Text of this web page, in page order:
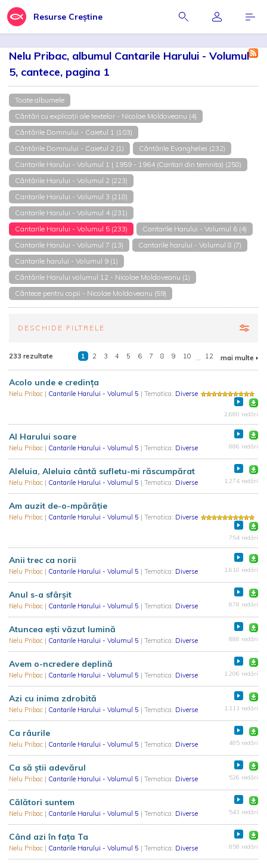
Resurse Creștine
Nelu Pribac, albumul Cantarile Harului - Volumul
5, cantece, pagina 1
Toate albumele
Cântări cu explicații ale textelor - Nicolae Moldoveanu (4)
Cântările Domnului - Caietul 1 (103)
Cântările Domnului - Caietul 2 (1)
Cântările Evangheliei (232)
Cantarile Harului - Volumul 1 | 1959 - 1964 (Cantari din temnita) (258)
Cântările Harului - Volumul 2 (223)
Cantarile Harului - Volumul 3 (218)
Cantarile Harului - Volumul 4 (231)
Cantarile Harului - Volumul 5 (233)
Cantarile Harului - Volumul 6 (4)
Cantarile Harului - Volumul 7 (13)
Cantarile harului - Volumul 8 (7)
Cantarile harului - Volumul 9 (1)
Cântările Harului volumul 12 - Nicolae Moldoveanu (1)
Cântece pentru copii - Nicolae Moldoveanu (59)
DESCHIDE FILTRELE
233 rezultate 1 2 3 4 5 6 7 8 9 10 ... 12 mai multe
Acolo unde e credința
Nelu Pribac | Cantarile Harului - Volumul 5 | Tematica: Diverse
2.680 redări
Al Harului soare
Nelu Pribac | Cantarile Harului - Volumul 5 | Tematica: Diverse 886 redări
Aleluia, Aleluia cântă sufletu-mi răscumpărat
Nelu Pribac | Cantarile Harului - Volumul 5 | Tematica: Diverse 1.274 redări
Am auzit de-o-mpărăție
Nelu Pribac | Cantarile Harului - Volumul 5 | Tematica: Diverse
754 redări
Anii trec ca norii
Nelu Pribac | Cantarile Harului - Volumul 5 | Tematica: Diverse 1.610 redări
Anul s-a sfârșit
Nelu Pribac | Cantarile Harului - Volumul 5 | Tematica: Diverse 878 redări
Atuncea ești văzut lumină
Nelu Pribac | Cantarile Harului - Volumul 5 | Tematica: Diverse 888 redări
Avem o-ncredere deplină
Nelu Pribac | Cantarile Harului - Volumul 5 | Tematica: Diverse 1.206 redări
Azi cu inima zdrobită
Nelu Pribac | Cantarile Harului - Volumul 5 | Tematica: Diverse 1.111 redări
Ca râurile
Nelu Pribac | Cantarile Harului - Volumul 5 | Tematica: Diverse 485 redări
Ca să știi adevărul
Nelu Pribac | Cantarile Harului - Volumul 5 | Tematica: Diverse 526 redări
Călători suntem
Nelu Pribac | Cantarile Harului - Volumul 5 | Tematica: Diverse 543 redări
Când azi în fața Ta
Nelu Pribac | Cantarile Harului - Volumul 5 | Tematica: Diverse 858 redări